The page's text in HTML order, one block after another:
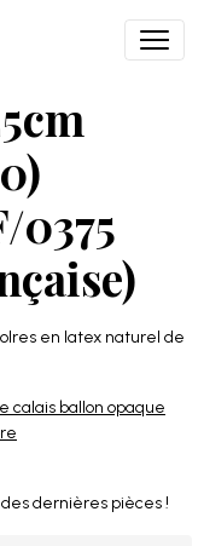
0375
en latex naturel de
des dernières pièces !